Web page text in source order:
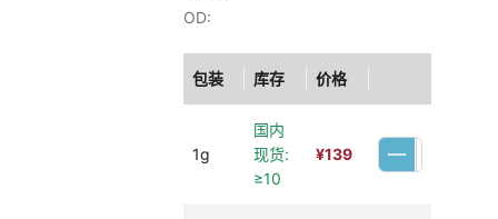
OD:
包装 库存 价格
1g
国内
现货:
≥10
¥139